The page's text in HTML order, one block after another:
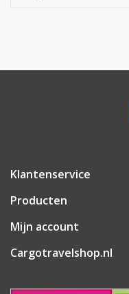
Klantenservice
Producten
Mijn account
Cargotravelshop.nl